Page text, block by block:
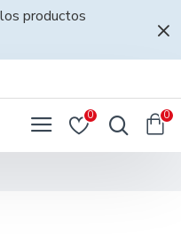
productos
0 0